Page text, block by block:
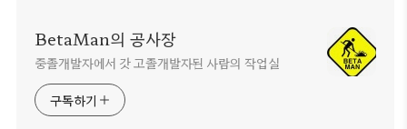
BetaMan의 공사장
중졸개발자에서 갓 고졸개발자된 사람의 작업실
구독하기